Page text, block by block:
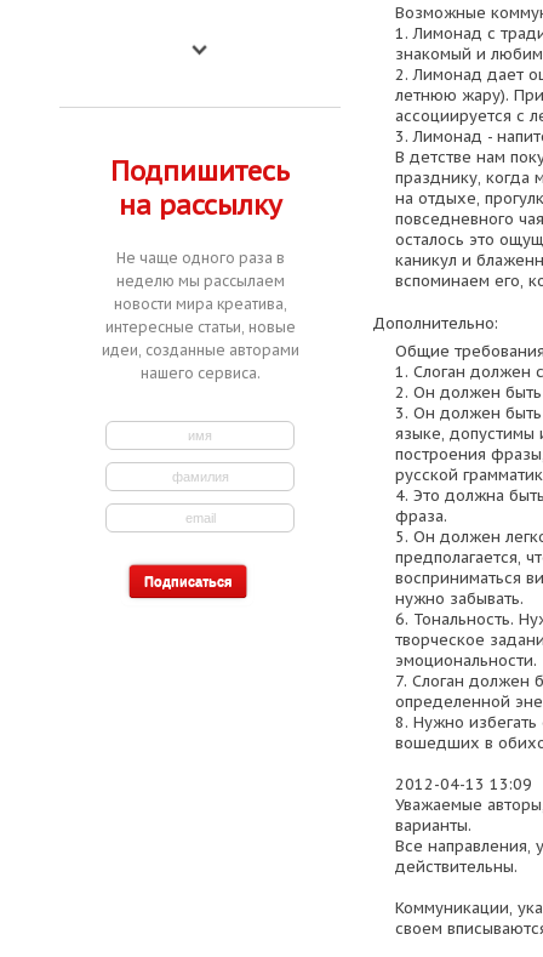
Подпишитесь
на рассылку
Не чаще одного раза в
неделю мы рассылаем
новости мира креатива,
интересные статьи, новые
идеи, созданные авторами
нашего сервиса.
Возможные
1. Лимонад с
знакомый и
2. Лимонад дает
летнюю жару).
ассоциируется с
3. Лимонад -
В детстве нам
празднику, когда
на отдыхе,
повседневного
осталось это
каникул и
вспоминаем его,
Дополнительно:
Общие
1. Слоган должен
2. Он должен быть
3. Он должен
языке, допустимы
построения
русской
4. Это должна
фраза.
5. Он должен
предполагается,
восприниматься
нужно забывать.
6. Тональность.
творческое
эмоциональности.
7. Слоган должен
определенной
8. Нужно
вошедших в
2012-04-13 13:09
Уважаемые
варианты.
Все направления,
действительны.
Коммуникации,
своем